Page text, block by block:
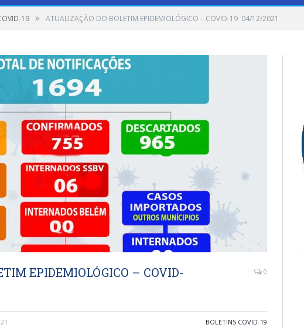
19 » ATUALIZAÇÃO DO BOLETIM EPIDEMIOLÓGICO – COVID-19 04/12/2021
EPIDEMIOLÓGICO – COVID-
0
BOLETINS COVID-19